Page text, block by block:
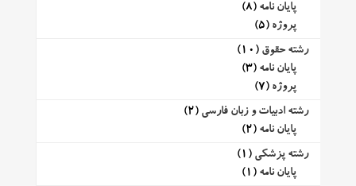
پایان نامه (8)
پروژه (5)
رشته حقوق (10)
پایان نامه (3)
پروژه (7)
رشته ادبیات و زبان فارسی (2)
پایان نامه (2)
رشته پزشکی (1)
پایان نامه (1)